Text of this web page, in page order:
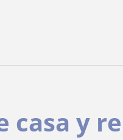
casa y